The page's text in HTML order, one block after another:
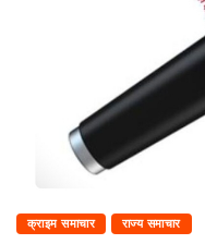
क्राइम समाचार राज्य समाचार